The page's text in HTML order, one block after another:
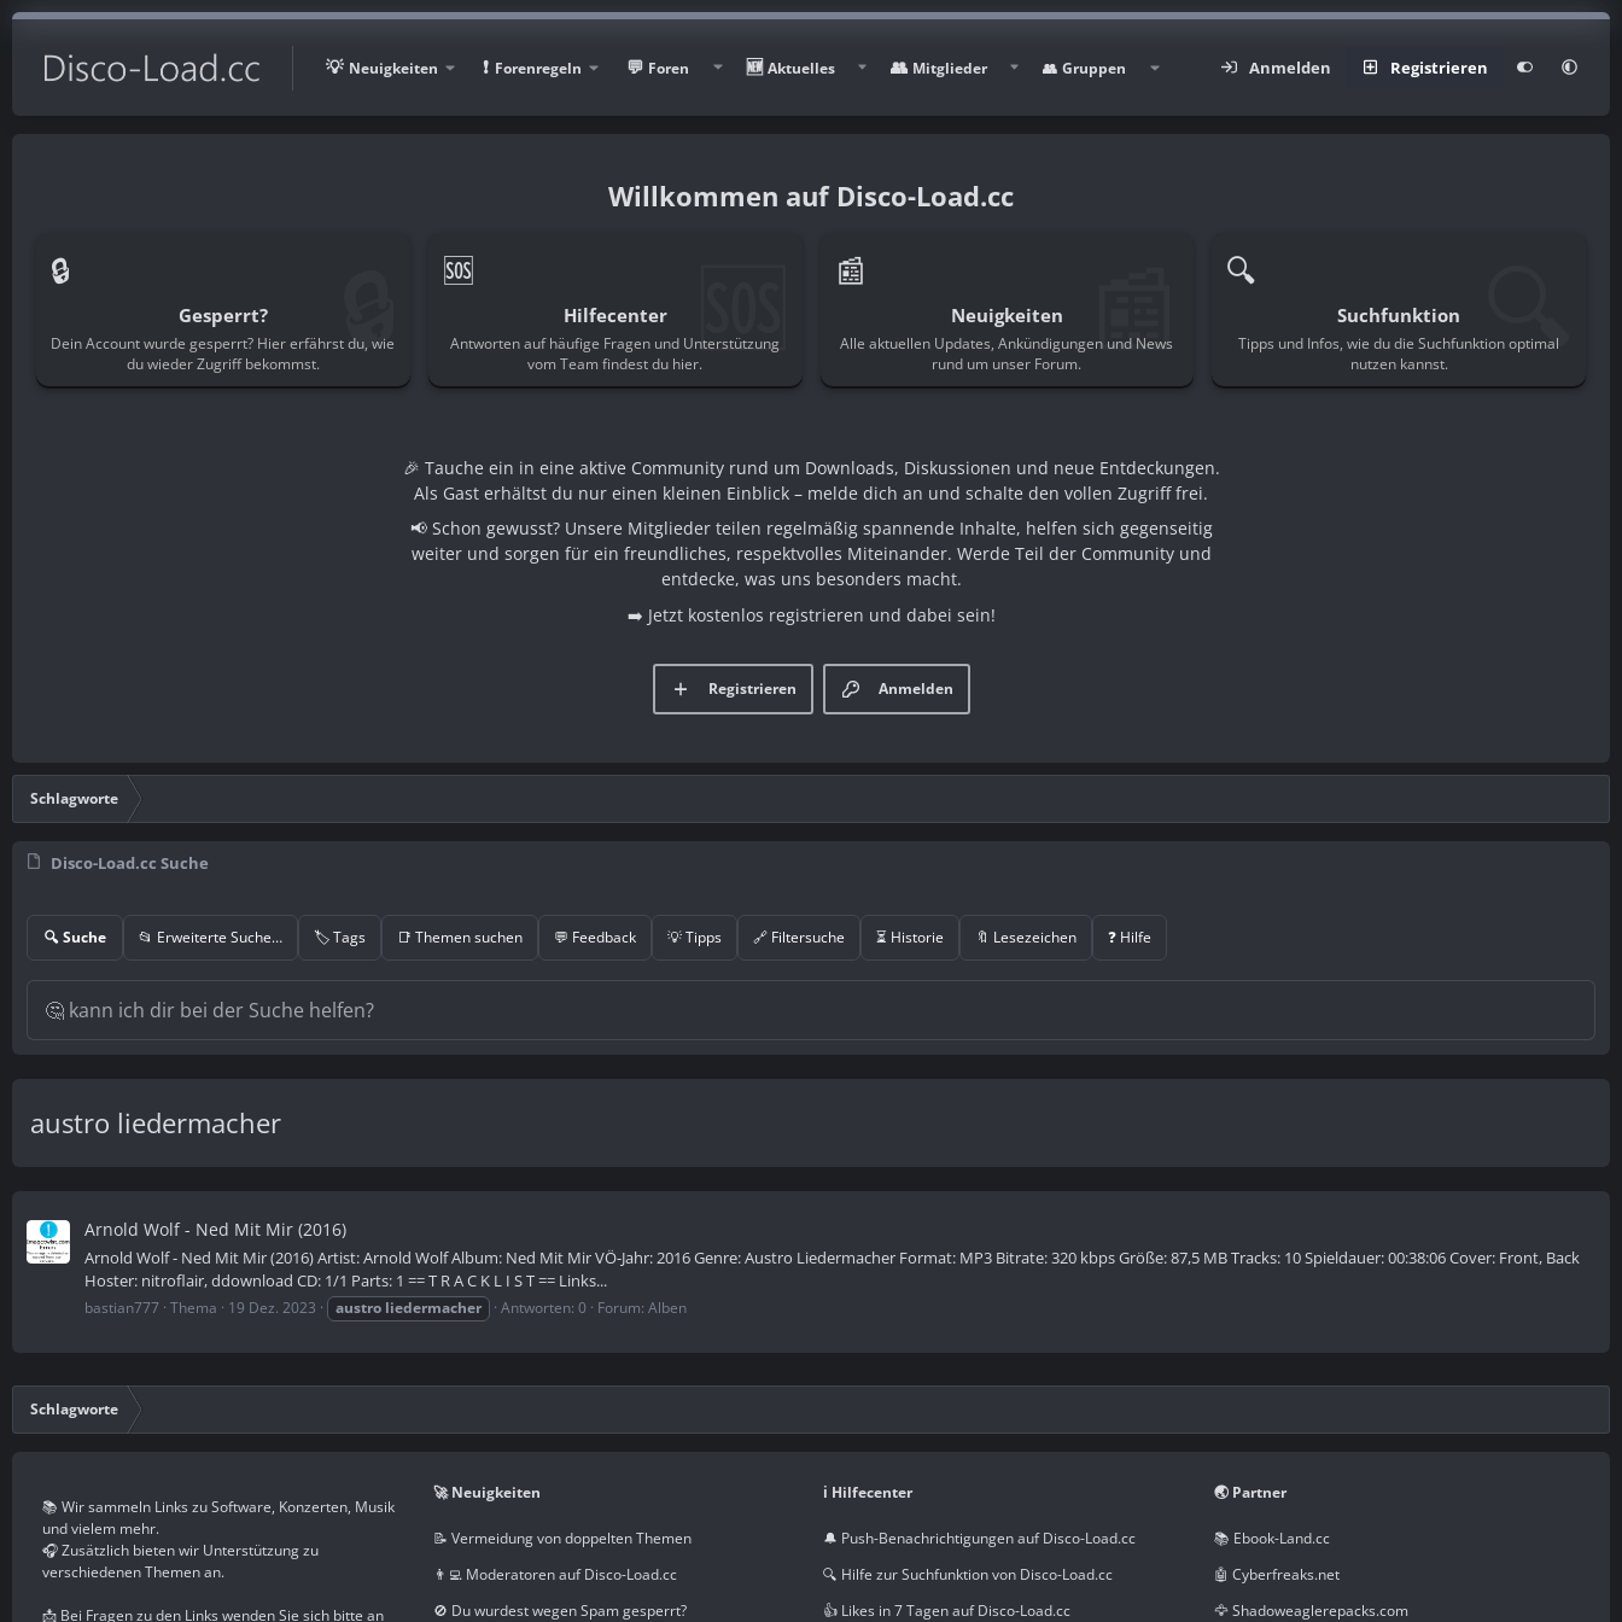
Neuigkeiten Forenregeln Foren Aktuelles Mitglieder Gruppen Anmelden Registrieren
Disco-Load.cc
🔒
Gesperrt?
Dein Account wurde gesperrt? Hier erfährst du, wie
du wieder Zugriff bekommst.
🔒 🆘
Hilfecenter
Antworten auf häufige Fragen und Unterstützung
vom Team findest du hier.🆘 📰
Neuigkeiten
Alle aktuellen Updates, Ankündigungen und News
rund um unser Forum. 📰 🔍
Suchfunktion
Tipps und Infos, wie du die Suchfunktion optimal
nutzen kannst.
🔍
🎉 Tauche ein in eine aktive Community rund um Downloads, Diskussionen und neue Entdeckungen.
Als Gast erhältst du nur einen kleinen Einblick – melde dich an und schalte den vollen Zugriff frei.
📢 Schon gewusst? Unsere Mitglieder teilen regelmäßig spannende Inhalte, helfen sich gegenseitig
weiter und sorgen für ein freundliches, respektvolles Miteinander. Werde Teil der Community und
entdecke, was uns besonders macht.
➡️ Jetzt kostenlos registrieren und dabei sein!
Anmelden
Registrieren
Schlagworte
Disco-Load.cc Suche
🔍 Suche 📂 Erweiterte Suche… 🏷️ Tags 📑 Themen suchen 💬 Feedback 💡 Tipps 🔗 Filtersuche ⏳ Historie 🔖 Lesezeichen ❓ Hilfe
austro liedermacher
Arnold Wolf - Ned Mit Mir (2016)
Arnold Wolf - Ned Mit Mir (2016) Artist: Arnold Wolf Album: Ned Mit Mir VÖ-Jahr: 2016 Genre: Austro Liedermacher Format: MP3 Bitrate: 320 kbps Größe: 87,5 MB Tracks: 10 Spieldauer: 00:38:06 Cover: Front, Back
Hoster: nitroflair, ddownload CD: 1/1 Parts: 1 == T R A C K L I S T == Links...
bastian777 Thema 19 Dez. 2023 austro liedermacher Antworten: 0 Forum: Alben
Schlagworte
📚 Wir sammeln Links zu Software, Konzerten, Musik
und vielem mehr.
🎧 Zusätzlich bieten wir Unterstützung zu
verschiedenen Themen an.
📩 Bei Fragen zu den Links wenden Sie sich bitte an
🚀 Neuigkeiten
📝 Vermeidung von doppelten Themen
👨‍💻 Moderatoren auf Disco-Load.cc
🚫 Du wurdest wegen Spam gesperrt?
ℹ️ Hilfecenter
🔔 Push-Benachrichtigungen auf Disco-Load.cc
🔍 Hilfe zur Suchfunktion von Disco-Load.cc
👍 Likes in 7 Tagen auf Disco-Load.cc
🌏 Partner
📚 Ebook-Land.cc
🤖 Cyberfreaks.net
🦅 Shadoweaglerepacks.com